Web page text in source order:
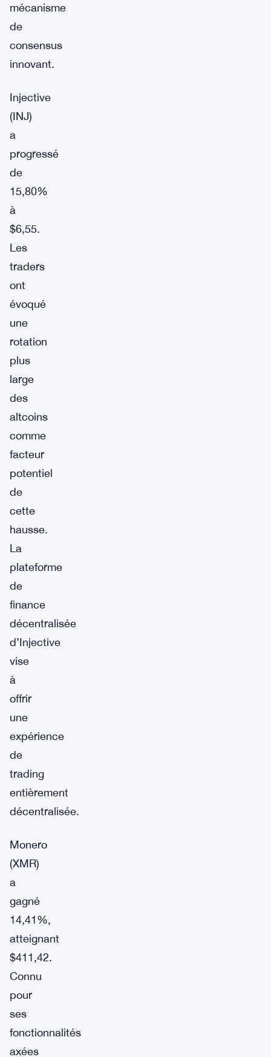
mécanisme
de
consensus
innovant.
Injective
(INJ)
a
progressé
de
15,80%
à
$6,55.
Les
traders
ont
évoqué
une
rotation
plus
large
des
altcoins
comme
facteur
potentiel
de
cette
hausse.
La
plateforme
de
finance
décentralisée
d’Injective
vise
à
offrir
une
expérience
de
trading
entièrement
décentralisée.
Monero
(XMR)
a
gagné
14,41%,
atteignant
$411,42.
Connu
pour
ses
fonctionnalités
axées